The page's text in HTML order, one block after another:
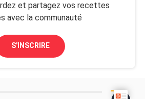
et partagez vos recettes
avec la communauté
S'INSCRIRE